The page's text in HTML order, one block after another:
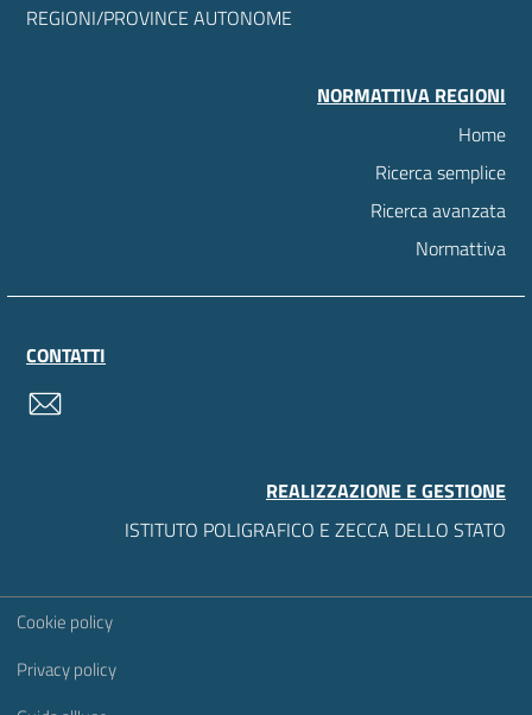
REGIONI/PROVINCE AUTONOME
NORMATTIVA REGIONI
Home
Ricerca semplice
Ricerca avanzata
Normattiva
CONTATTI
REALIZZAZIONE E GESTIONE
ISTITUTO POLIGRAFICO E ZECCA DELLO STATO
Sezione Link Utili
Cookie policy
Privacy policy